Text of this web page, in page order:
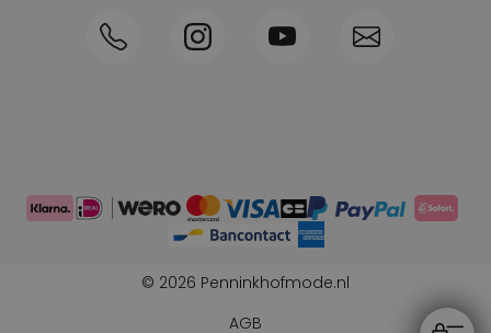
Innerhalb von 1-3 Tagen geliefert
Persönliche Beratung: 0031-570592339
© 2026 Penninkhofmode.nl
AGB